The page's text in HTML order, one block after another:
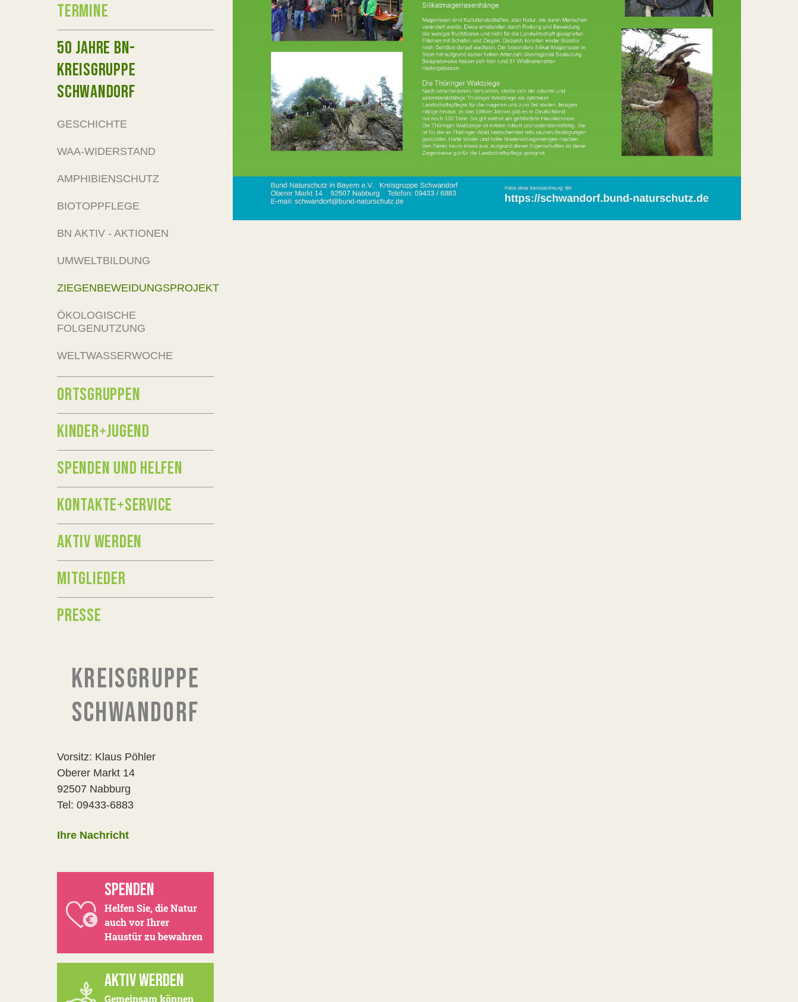
TERMINE
50 JAHRE BN-
KREISGRUPPE
SCHWANDORF
GESCHICHTE
WAA-WIDERSTAND
AMPHIBIENSCHUTZ
BIOTOPPFLEGE
BN AKTIV - AKTIONEN
UMWELTBILDUNG
ZIEGENBEWEIDUNGSPROJEKT
ÖKOLOGISCHE
FOLGENUTZUNG
WELTWASSERWOCHE
ORTSGRUPPEN
KINDER+JUGEND
SPENDEN UND HELFEN
KONTAKTE+SERVICE
AKTIV WERDEN
MITGLIEDER
PRESSE
KREISGRUPPE
SCHWANDORF
Vorsitz: Klaus Pöhler
Oberer Markt 14
92507 Nabburg
Tel: 09433-6883
Ihre Nachricht
SPENDEN
Helfen Sie, die Natur
auch vor Ihrer
Haustür zu bewahren
AKTIV WERDEN
Gemeinsam können